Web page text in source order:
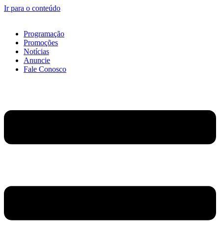
Ir para o conteúdo
Programação
Promoções
Notícias
Anuncie
Fale Conosco